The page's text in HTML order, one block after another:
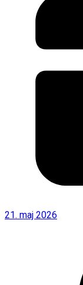
21. maj 2026